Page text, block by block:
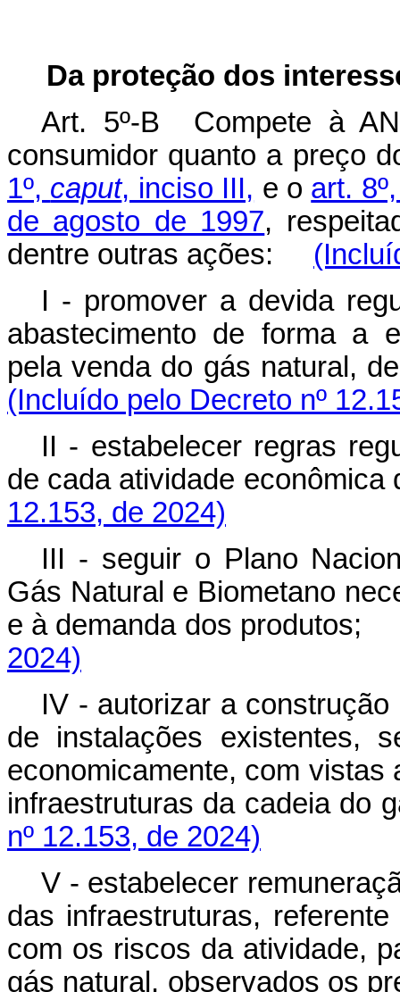
Da proteção dos
Art. 5º-B Compete à
consumidor quanto a preço
1º, caput, inciso III, e o art.
de agosto de 1997,
dentre outras ações:
I - promover a devida
abastecimento de forma a
pela venda do gás natural,
(Incluído pelo Decreto nº
II - estabelecer regras
de cada atividade
12.153, de 2024)
III - seguir o Plano
Gás Natural e Biometano
e à demanda dos
2024)
IV - autorizar a
de instalações existentes,
economicamente, com vistas
infraestruturas da cadeia
nº 12.153, de 2024)
V - estabelecer
das infraestruturas,
com os riscos da atividade,
gás natural, observados os